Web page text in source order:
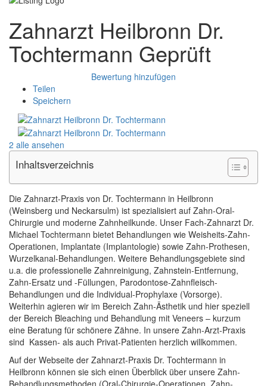
Zahnarzt Heilbronn Dr.
Tochtermann Geprüft
Bewertung hinzufügen
Teilen
Speichern
2 alle ansehen
Inhaltsverzeichnis
Die Zahnarzt-Praxis von Dr. Tochtermann in Heilbronn
(Weinsberg und Neckarsulm) ist spezialisiert auf Zahn-Oral-
Chirurgie und moderne Zahnheilkunde. Unser Fach-Zahnarzt Dr.
Michael Tochtermann bietet Behandlungen wie Weisheits-Zahn-
Operationen, Implantate (Implantologie) sowie Zahn-Prothesen,
Wurzelkanal-Behandlungen. Weitere Behandlungsgebiete sind
u.a. die professionelle Zahnreinigung, Zahnstein-Entfernung,
Zahn-Ersatz und -Füllungen, Parodontose-Zahnfleisch-
Behandlungen und die Individual-Prophylaxe (Vorsorge).
Weiterhin agieren wir im Bereich Zahn-Ästhetik und hier speziell
der Bereich Bleaching und Behandlung mit Veneers – kurzum
eine Beratung für schönere Zähne. In unsere Zahn-Arzt-Praxis
sind Kassen- als auch Privat-Patienten herzlich willkommen.
Auf der Webseite der Zahnarzt-Praxis Dr. Tochtermann in
Heilbronn können sie sich einen Überblick über unsere Zahn-